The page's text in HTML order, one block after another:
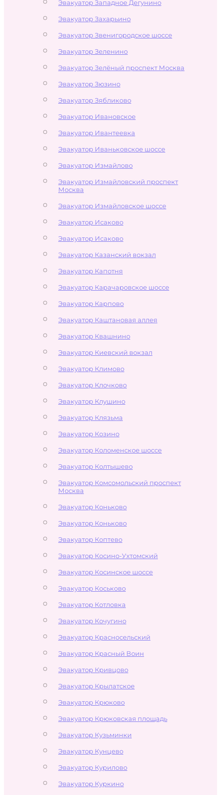
Эвакуатор Западное Дегунино
Эвакуатор Захарьино
Эвакуатор Звенигородское шоссе
Эвакуатор Зеленино
Эвакуатор Зелёный проспект Москва
Эвакуатор Зюзино
Эвакуатор Зябликово
Эвакуатор Ивановское
Эвакуатор Ивантеевка
Эвакуатор Иваньковское шоссе
Эвакуатор Измайлово
Эвакуатор Измайловский проспект
Москва
Эвакуатор Измайловское шоссе
Эвакуатор Исаково
Эвакуатор Исаково
Эвакуатор Казанский вокзал
Эвакуатор Капотня
Эвакуатор Карачаровское шоссе
Эвакуатор Карпово
Эвакуатор Каштановая аллея
Эвакуатор Квашнино
Эвакуатор Киевский вокзал
Эвакуатор Климово
Эвакуатор Клочково
Эвакуатор Клушино
Эвакуатор Клязьма
Эвакуатор Козино
Эвакуатор Коломенское шоссе
Эвакуатор Колтышево
Эвакуатор Комсомольский проспект
Москва
Эвакуатор Коньково
Эвакуатор Коньково
Эвакуатор Коптево
Эвакуатор Косино-Ухтомский
Эвакуатор Косинское шоссе
Эвакуатор Коськово
Эвакуатор Котловка
Эвакуатор Кочугино
Эвакуатор Красносельский
Эвакуатор Красный Воин
Эвакуатор Кривцово
Эвакуатор Крылатское
Эвакуатор Крюково
Эвакуатор Крюковская площадь
Эвакуатор Кузьминки
Эвакуатор Кунцево
Эвакуатор Курилово
Эвакуатор Куркино